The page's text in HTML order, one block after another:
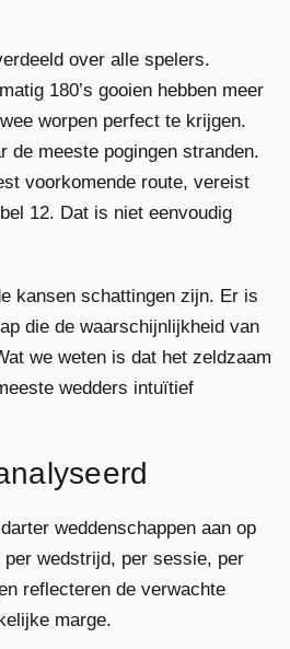
over alle spelers.
180’s gooien hebben meer
worpen perfect te krijgen.
de meeste pogingen stranden.
voorkomende route, vereist
12. Dat is niet eenvoudig
kansen schattingen zijn. Er is
die de waarschijnlijkheid van
we weten is dat het zeldzaam
wedders intuïtief
weddenschappen aan op
wedstrijd, per sessie, per
reflecteren de verwachte
marge.